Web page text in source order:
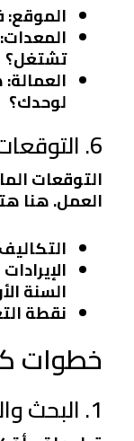
الموقع:
المعدات
تشتغل؟
العمالة:
لوحدك؟
6. التوقعات المالية
التوقعات
العمل. هنا
السنة
نقطة
خطوات
1. البحث والتحليل